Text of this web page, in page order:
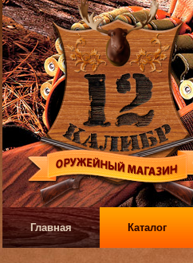
Главная Каталог